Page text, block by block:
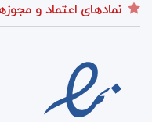
نمادهای اعتماد و